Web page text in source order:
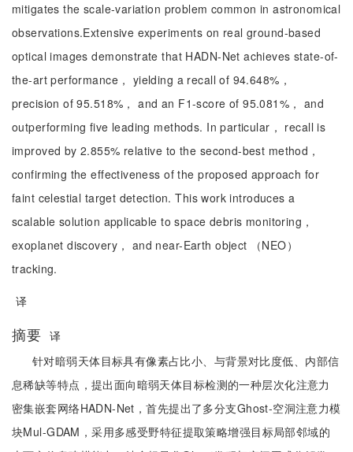
mitigates the scale-variation problem common in astronomical
observations.Extensive experiments on real ground-based
optical images demonstrate that HADN-Net achieves state-of-
the-art performance， yielding a recall of 94.648%，
precision of 95.518%， and an F1-score of 95.081%， and
outperforming five leading methods. In particular， recall is
improved by 2.855% relative to the second-best method，
confirming the effectiveness of the proposed approach for
faint celestial target detection. This work introduces a
scalable solution applicable to space debris monitoring，
exoplanet discovery， and near-Earth object （NEO）
tracking.
译
摘要 译
针对暗弱天体目标具有像素占比小、与背景对比度低、内部信
息稀缺等特点，提出面向暗弱天体目标检测的一种层次化注意力
密集嵌套网络HADN-Net，首先提出了多分支Ghost-空洞注意力模
块Mul-GDAM，采用多感受野特征提取策略增强目标局部邻域的